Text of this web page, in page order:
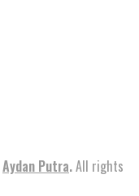
Aydan Putra.All rights